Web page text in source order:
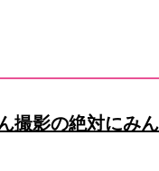
影の絶対にみん